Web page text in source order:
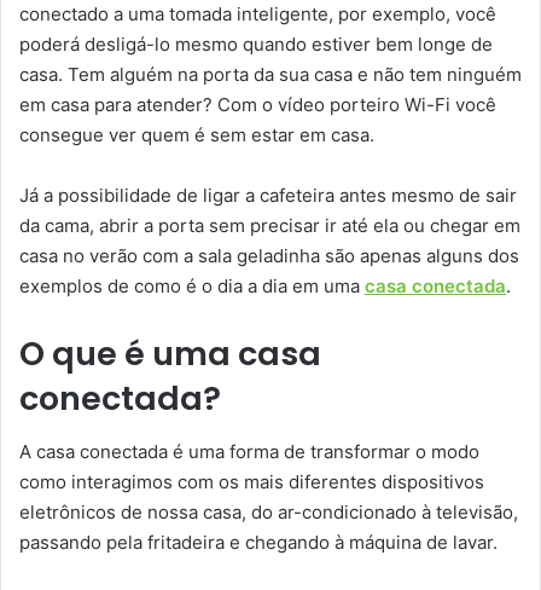
conectado a uma tomada inteligente, por exemplo, você
poderá desligá-lo mesmo quando estiver bem longe de
casa. Tem alguém na porta da sua casa e não tem ninguém
em casa para atender? Com o vídeo porteiro Wi-Fi você
consegue ver quem é sem estar em casa.
Já a possibilidade de ligar a cafeteira antes mesmo de sair
da cama, abrir a porta sem precisar ir até ela ou chegar em
casa no verão com a sala geladinha são apenas alguns dos
exemplos de como é o dia a dia em uma casa conectada.
O que é uma casa
conectada?
A casa conectada é uma forma de transformar o modo
como interagimos com os mais diferentes dispositivos
eletrônicos de nossa casa, do ar-condicionado à televisão,
passando pela fritadeira e chegando à máquina de lavar.